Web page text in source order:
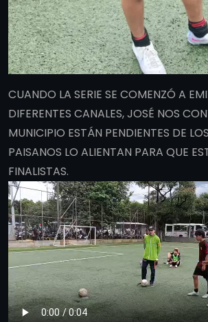
CUANDO LA SERIE SE COMENZÓ A
DIFERENTES CANALES, JOSÉ NOS
MUNICIPIO ESTÁN PENDIENTES DE
PAISANOS LO ALIENTAN PARA QUE
FINALISTAS.